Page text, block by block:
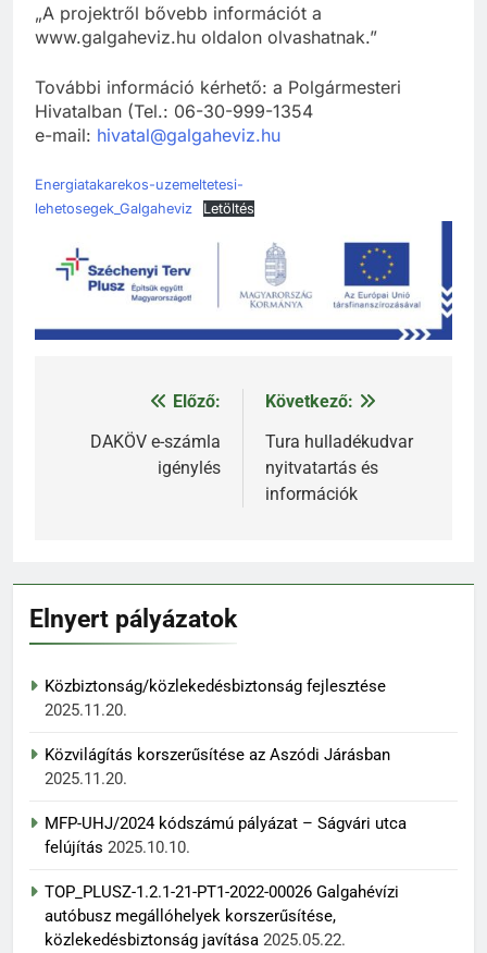
„A projektről bővebb információt a
www.galgaheviz.hu oldalon olvashatnak.”
További információ kérhető: a Polgármesteri
Hivatalban (Tel.: 06-30-999-1354
e-mail: hivatal@galgaheviz.hu
Energiatakarekos-uzemeltetesi-
lehetosegek_Galgaheviz
Letöltés
Bejegyzés
navigáció
Előző:
DAKÖV e-számla
igénylés
Következő:
Tura hulladékudvar
nyitvatartás és
információk
Elnyert pályázatok
Közbiztonság/közlekedésbiztonság fejlesztése
2025.11.20.
Közvilágítás korszerűsítése az Aszódi Járásban
2025.11.20.
MFP-UHJ/2024 kódszámú pályázat – Ságvári utca
felújítás 2025.10.10.
TOP_PLUSZ-1.2.1-21-PT1-2022-00026 Galgahévízi
autóbusz megállóhelyek korszerűsítése,
közlekedésbiztonság javítása 2025.05.22.